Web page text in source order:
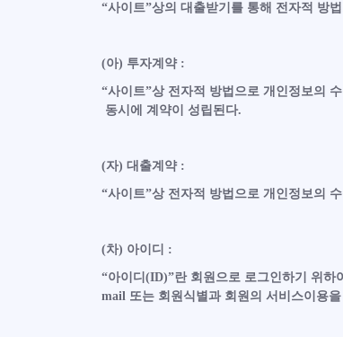
“사이트”상의 대출받기를 통해 전자적 방
(아) 투자계약 :
“사이트”상 전자적 방법으로 개인정보의
동시에 계약이 성립된다.
(자) 대출계약 :
“사이트”상 전자적 방법으로 개인정보의
(차) 아이디 :
“아이디(ID)”란 회원으로 로그인하기 위하
mail 또는 회원식별과 회원의 서비스이용